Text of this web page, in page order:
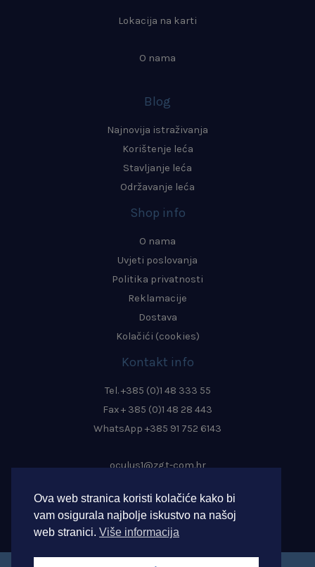
Lokacija na karti
O nama
Blog
Najnovija istraživanja
Korištenje leća
Stavljanje leća
Održavanje leća
Shop info
O nama
Uvjeti poslovanja
Politika privatnosti
Reklamacije
Dostava
Kolačići (cookies)
Kontakt info
Tel. +385 (0)1 48 333 55
Fax + 385 (0)1 48 28 443
WhatsApp +385 91 752 6143
oculus1@zg.t-com.hr
oculus.zagreb@gmail.com
Ova web stranica koristi kolačiće kako bi
vam osigurala najbolje iskustvo na našoj
web stranici. Više informacija